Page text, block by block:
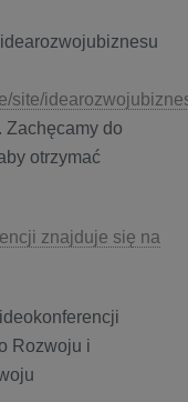
site/
Zachęcamy do
otrzymać
znajduje się na
Rozwoju i